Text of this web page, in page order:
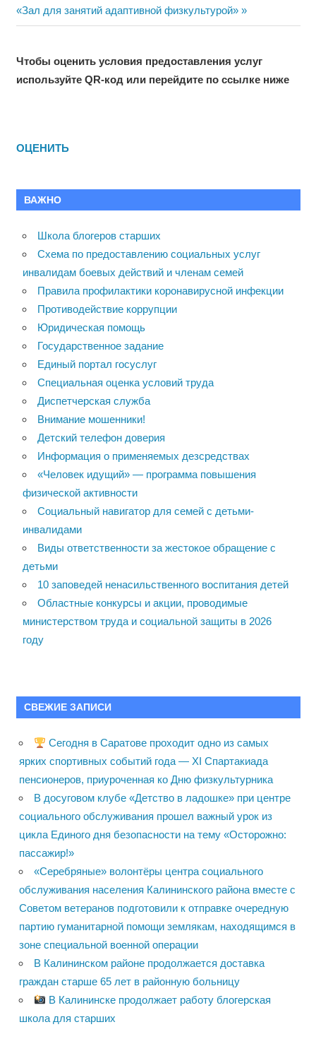
«Зал для занятий адаптивной физкультурой»
Чтобы оценить условия предоставления услуг
используйте QR-код или перейдите по ссылке ниже
ОЦЕНИТЬ
ВАЖНО
Школа блогеров старших
Схема по предоставлению социальных услуг
инвалидам боевых действий и членам семей
Правила профилактики коронавирусной инфекции
Противодействие коррупции
Юридическая помощь
Государственное задание
Единый портал госуслуг
Специальная оценка условий труда
Диспетчерская служба
Внимание мошенники!
Детский телефон доверия
Информация о применяемых дезсредствах
«Человек идущий» — программа повышения
физической активности
Социальный навигатор для семей с детьми-
инвалидами
Виды ответственности за жестокое обращение с
детьми
10 заповедей ненасильственного воспитания детей
Областные конкурсы и акции, проводимые
министерством труда и социальной защиты в 2026
году
СВЕЖИЕ ЗАПИСИ
Сегодня в Саратове проходит одно из самых
ярких спортивных событий года — XI Спартакиада
пенсионеров, приуроченная ко Дню физкультурника
В досуговом клубе «Детство в ладошке» при центре
социального обслуживания прошел важный урок из
цикла Единого дня безопасности на тему «Осторожно:
пассажир!»
«Серебряные» волонтёры центра социального
обслуживания населения Калининского района вместе с
Советом ветеранов подготовили к отправке очередную
партию гуманитарной помощи землякам, находящимся в
зоне специальной военной операции
В Калининском районе продолжается доставка
граждан старше 65 лет в районную больницу
В Калининске продолжает работу блогерская
школа для старших